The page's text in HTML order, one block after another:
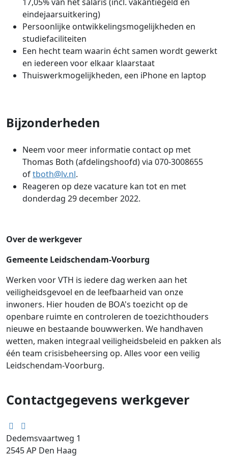
eindejaarsuitkering)
Persoonlijke ontwikkelingsmogelijkheden en
studiefaciliteiten
Een hecht team waarin écht samen wordt gewerkt
en iedereen voor elkaar klaarstaat
Thuiswerkmogelijkheden, een iPhone en laptop
Bijzonderheden
Neem voor meer informatie contact op met
Thomas Both (afdelingshoofd) via 070-3008655
oftboth@lv.nl.
Reageren op deze vacature kan tot en met
donderdag 29 december 2022.
Over de werkgever
Gemeente Leidschendam-Voorburg
Werken voor VTH is iedere dag werken aan het
veiligheidsgevoel en de leefbaarheid van onze
inwoners. Hier houden de BOA's toezicht op de
openbare ruimte en controleren de toezichthouders
nieuwe en bestaande bouwwerken. We handhaven
wetten, maken integraal veiligheidsbeleid en pakken als
één team crisisbeheersing op. Alles voor een veilig
Leidschendam-Voorburg.
Contactgegevens werkgever
Dedemsvaartweg 1
2545 AP Den Haag